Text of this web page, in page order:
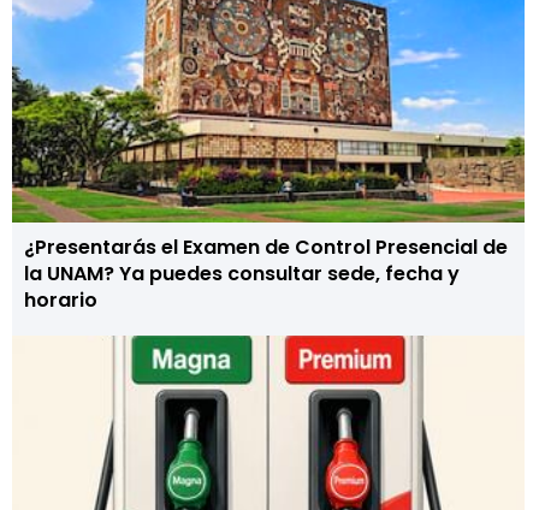
¿Presentarás el Examen de Control Presencial de
la UNAM? Ya puedes consultar sede, fecha y
horario